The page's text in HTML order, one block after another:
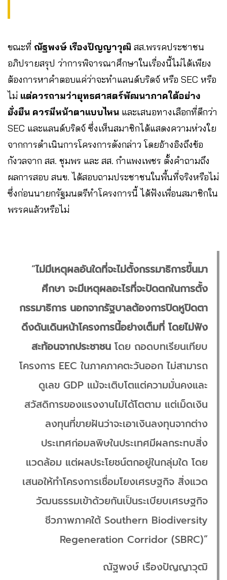
ขณะที่ ณัฐพงษ์ เรืองปัญญาวุฒิ สส.พรรคประชาชน
อภิปรายสรุป ว่าการพิจารณาศึกษาในเรื่องนี้ไม่ได้เพียง
ต้องการหาคำตอบแค่ว่าจะทำแลนด์บริดจ์ หรือ SEC หรือ
ไม่ แต่ควรถามว่ายุทธศาสตร์พัฒนาภาคใต้อย่าง
ยั่งยืน ควรมีหน้าตาแบบไหน และเสนอทางเลือกที่ดีกว่า
SEC และแลนด์บริดจ์ ซึ่งเห็นสมาชิกได้แสดงความห่วงใย
จากการดำเนินการโครงการดังกล่าว โดยอ้างอิงถึงข้อ
กังวลจาก สส. ชุมพร และ สส. กำแพงเพชร ตั้งคำถามถึง
ผลการสอบ สนข. ได้สอบถามประชาชนในพื้นที่จริงหรือไม่
ซึ่งก่อนนายกรัฐมนตรีทำโครงการนี้ ได้ฟังเพื่อนสมาชิกใน
พรรคแล้วหรือไม่
“ไม่มีเหตุผลอันใดที่จะไม่ตั้งกรรมาธิการขึ้นมา
ศึกษา จะมีเหตุผลอะไรที่จะปัดตกในการตั้ง
กรรมาธิการ นอกจากรัฐบาลต้องการปิดหูปิดตา
ดึงดันเดินหน้าโครงการนี้อย่างเต็มที่ โดยไม่ฟัง
สะท้อนจากประชาชน โดย ถอดบทเรียนเทียบ
โครงการ EEC ในภาคภาคตะวันออก ไม่สามารถ
ดูเลข GDP แม้จะเติบโตแต่ความมั่นคงและ
สวัสดิการของแรงงานไม่ได้โตตาม แต่เม็ดเงิน
ลงทุนที่ขายฝันว่าจะเอาเงินลงทุนจากต่าง
ประเทศก่อมลพิษในประเทศมีผลกระทบสิ่ง
แวดล้อม แต่ผลประโยชน์ตกอยู่ในกลุ่มใด โดย
เสนอให้ทำโครงการเชื่อมโยงเศรษฐกิจ สิ่งแวด
วัฒนธรรมเข้าด้วยกันเป็นระเบียบเศรษฐกิจ
ชีวภาพภาคใต้ Southern Biodiversity
Regeneration Corridor (SBRC)”
ณัฐพงษ์ เรืองปัญญาวุฒิ